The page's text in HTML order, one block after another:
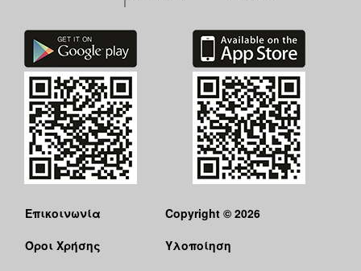
Επικοινωνία
Όροι Χρήσης
Copyright © 2026
Υλοποίηση